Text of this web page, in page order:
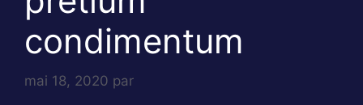
condimentum
mai 18, 2020 par